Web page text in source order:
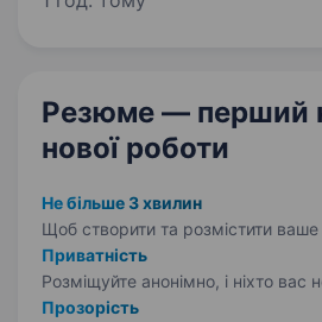
Резюме — перший
нової роботи
Не більше 3 хвилин
Щоб створити та розмістити ваше
Приватність
Розміщуйте анонімно, і ніхто вас
Прозорість